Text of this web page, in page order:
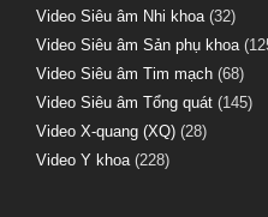
Video Siêu âm Nhi khoa(32)
Video Siêu âm Sản phụ khoa
Video Siêu âm Tim mạch (68)
Video Siêu âm Tổng quát (145)
Video X-quang (XQ) (28)
Video Y khoa(228)